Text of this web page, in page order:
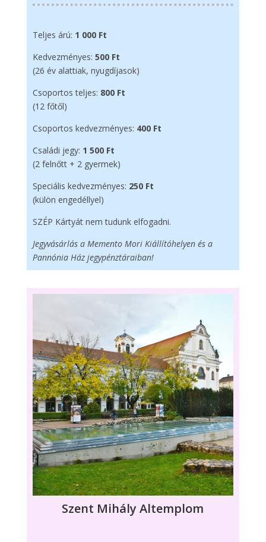
Teljes árú: 1 000 Ft
Kedvezményes: 500 Ft
(26 év alattiak, nyugdíjasok)
Csoportos teljes: 800 Ft
(12 főtől)
Csoportos kedvezményes: 400 Ft
Családi jegy: 1 500 Ft
(2 felnőtt + 2 gyermek)
Speciális kedvezményes: 250 Ft
(külön engedéllyel)
SZÉP Kártyát nem tudunk elfogadni.
Jegyvásárlás a Memento Mori Kiállítóhelyen és a
Pannónia Ház jegypénztáraiban!
Szent Mihály Altemplom